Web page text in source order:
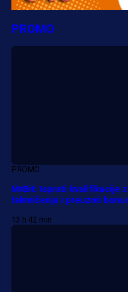
PROMO
PROMO
MrBit: Isprati kvalifikacije
takmičenja i preuzmi
13 h 42 min